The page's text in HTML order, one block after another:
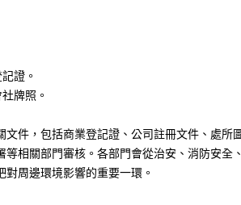
證。
牌照。
件，包括商業登記證、公司註冊文件、處所
相關部門審核。各部門會從治安、消防安全
周邊環境影響的重要一環。